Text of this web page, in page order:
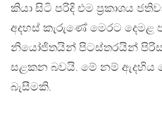
කියා සිටි පරිදි එම ප්‍රකාශය
අදහස් කැරුණේ මෙරට දෙමළ
නියෝජිතයින් පිටස්තරයින්
සළකන බවයි. මේ නම් ඇදහිය
බැසීමකි.